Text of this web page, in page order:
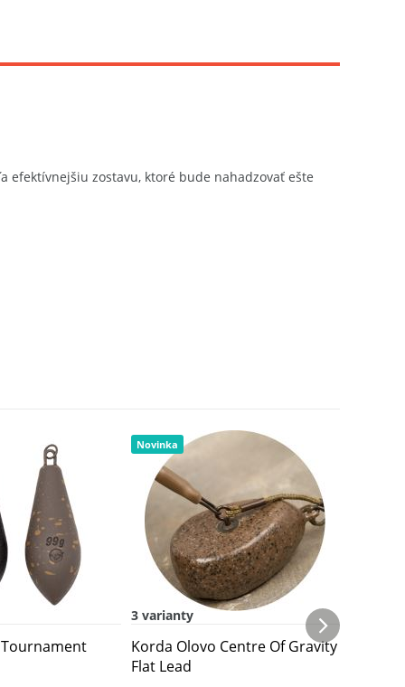
efektívnejšiu zostavu, ktoré bude nahadzovať ešte
Novinka
3 varianty
Korda Olovo Centre Of Gravity
Flat Lead